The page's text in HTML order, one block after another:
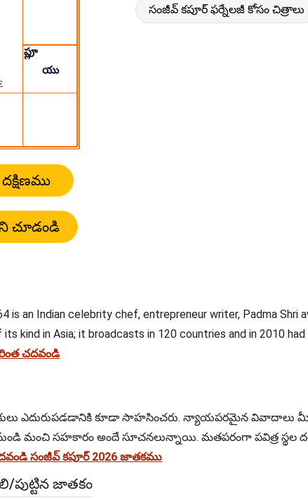
దక్షిణము
సంజీవ్ కపూర్ ఫర్నేలజీ కోసం చిత్రాలు
is an Indian celebrity chef, entrepreneur writer, Padma
kind in Asia; it broadcasts in 120 countries and in 2010
చదవండి
ఎదురుపడడానికి కూడా సాహసించరు. న్యాయపరమైన వివాదాలు
నుండి మంచి సహకారం అందే సూచనలున్నాయి. మతపరంగా పవిత్ర స్థల
సంజీవ్ కపూర్ 2026 జాతకము
పుట్టిన జాతకం